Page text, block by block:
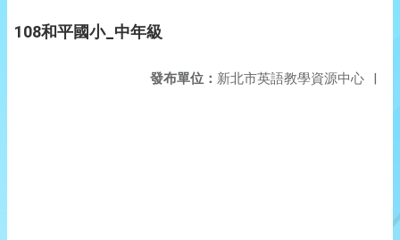
108和平國小_中年級
發布單位： 新北市英語教學資源中心 |